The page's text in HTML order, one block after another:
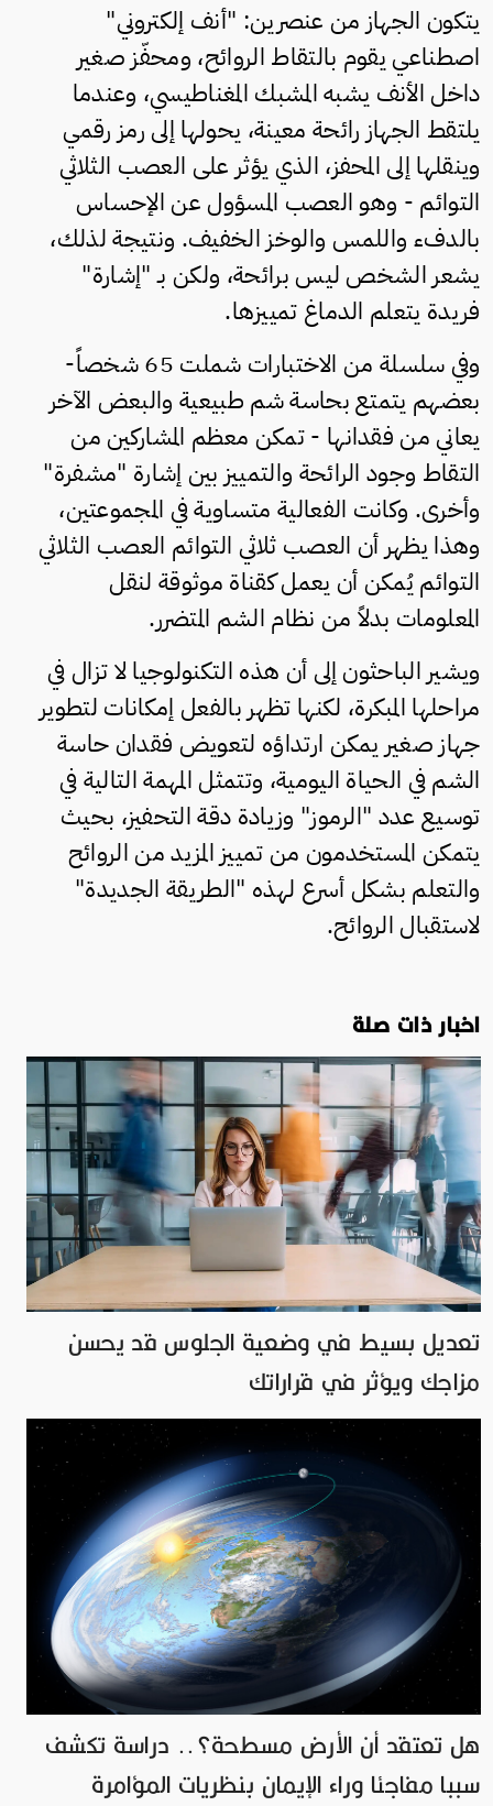
يتكون الجهاز من عنصرين: "أنف إلكتروني"
اصطناعي يقوم بالتقاط الروائح، ومحفّز صغير
داخل الأنف يشبه المشبك المغناطيسي، وعندما
يلتقط الجهاز رائحة معينة، يحولها إلى رمز رقمي
وينقلها إلى المحفز، الذي يؤثر على العصب الثلاثي
التوائم - وهو العصب المسؤول عن الإحساس
بالدفء واللمس والوخز الخفيف. ونتيجة لذلك،
يشعر الشخص ليس برائحة، ولكن بـ "إشارة"
فريدة يتعلم الدماغ تمييزها.
وفي سلسلة من الاختبارات شملت 65 شخصاً-
بعضهم يتمتع بحاسة شم طبيعية والبعض الآخر
يعاني من فقدانها - تمكن معظم المشاركين من
التقاط وجود الرائحة والتمييز بين إشارة "مشفرة"
وأخرى. وكانت الفعالية متساوية في المجموعتين،
وهذا يظهر أن العصب ثلاثي التوائم العصب الثلاثي
التوائم يُمكن أن يعمل كقناة موثوقة لنقل
المعلومات بدلاً من نظام الشم المتضرر.
ويشير الباحثون إلى أن هذه التكنولوجيا لا تزال في
مراحلها المبكرة، لكنها تظهر بالفعل إمكانات لتطوير
جهاز صغير يمكن ارتداؤه لتعويض فقدان حاسة
الشم في الحياة اليومية، وتتمثل المهمة التالية في
توسيع عدد "الرموز" وزيادة دقة التحفيز، بحيث
يتمكن المستخدمون من تمييز المزيد من الروائح
والتعلم بشكل أسرع لهذه "الطريقة الجديدة"
لاستقبال الروائح.
اخبار ذات صلة
تعديل بسيط في وضعية الجلوس قد يحسن
مزاجك ويؤثر في قراراتك
هل تعتقد أن الأرض مسطحة؟.. دراسة تكشف
سببا مفاجئا وراء الإيمان بنظريات المؤامرة